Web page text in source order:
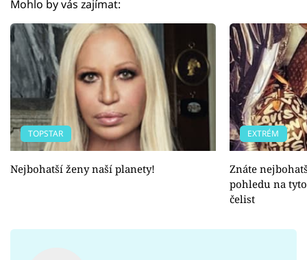
Mohlo by vás zajímat:
TOPSTAR
Nejbohatší ženy naší planety!
EXTRÉM
Znáte
pohledu na
čelist